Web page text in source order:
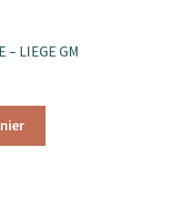
– LIEGE GM